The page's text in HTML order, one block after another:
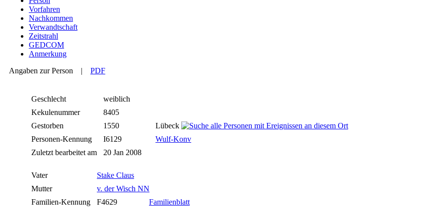
Vorfahren
Nachkommen
Verwandtschaft
Zeitstrahl
GEDCOM
Anmerkung
Angaben zur Person | PDF
Geschlecht
weiblich
Kekulenummer
8405
Gestorben
1550
Lübeck
Personen-Kennung
I6129
Wulf-Konv
Zuletzt bearbeitet am
20 Jan 2008
Vater
Stake Claus
Mutter
v. der Wisch NN
Familien-Kennung
F4629 Familienblatt